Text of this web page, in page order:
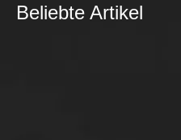
Beliebte Artikel